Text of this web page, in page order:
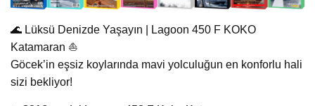
🌊 Lüksü Denizde Yaşayın | Lagoon 450 F KOKO
Katamaran ⛵
Göcek’in eşsiz koylarında mavi yolculuğun en konforlu hali
sizi bekliyor!